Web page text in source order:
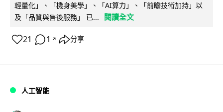
輕量化」、「機身美學」、「AI算力」、「前瞻技術加持」以
及「品質與售後服務」 已...
閱讀全文
21 1 ↗ 分享
人工智能